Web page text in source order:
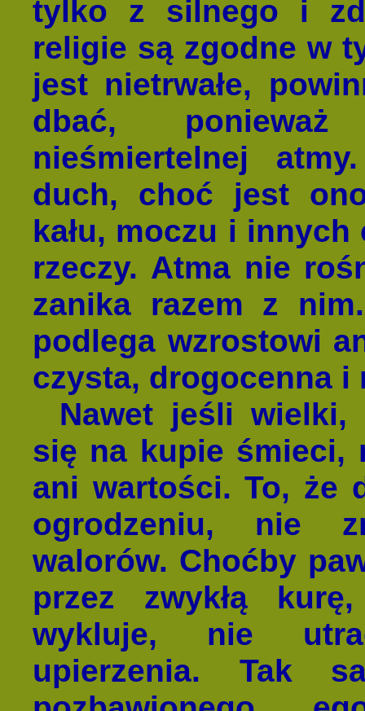
tylko z silnego i
religie są zgodne w
jest nietrwałe,
dbać, ponieważ
nieśmiertelnej
duch, choć jest
kału, moczu i
rzeczy. Atma nie
zanika razem z
podlega wzrostowi
czysta, drogocenna i
Nawet jeśli wielki,
się na kupie śmieci,
ani wartości. To, że
ogrodzeniu, nie
walorów. Choćby
przez zwykłą
wykluje, nie
upierzenia. Tak